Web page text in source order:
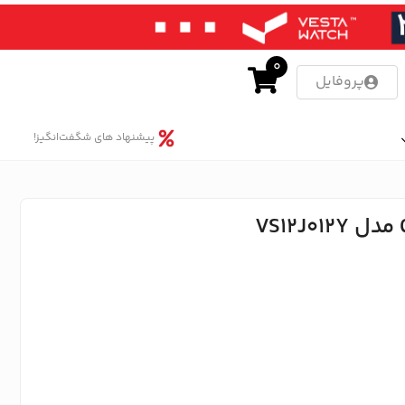
پروفایل
0
پیشنهاد های شگفت‌انگیز!